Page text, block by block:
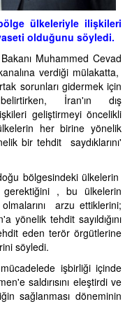
ülkeleriyle ilişkileri
olduğunu söyledi.
Muhammed Cevad
verdiği mülakatta,
sorunları gidermek için
belirtirken, İran'ın dış
geliştirmeyi öncelikli
her birine yönelik
bir tehdit saydıklarını'
bölgesindeki ülkelerin
, bu ülkelerin
arzu ettiklerini;
yönelik tehdit sayıldığını
eden terör örgütlerine
söyledi.
işbirliği içinde
saldırısını eleştirdi ve
sağlanması döneminin